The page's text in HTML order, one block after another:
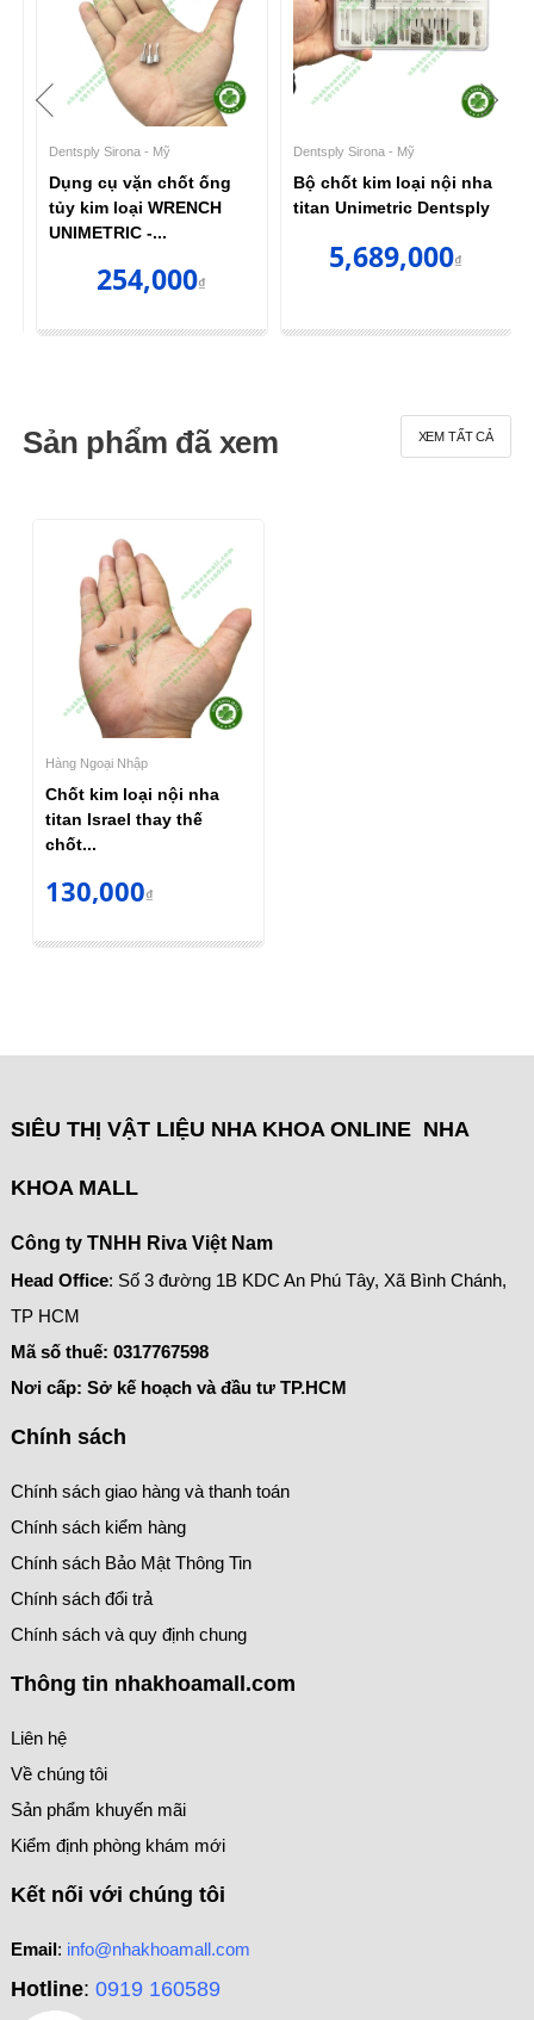
Dentsply Sirona - Mỹ
Dụng cụ vặn chốt ống
tủy kim loại WRENCH
UNIMETRIC -...
254,000₫
Dentsply Sirona - Mỹ
Bộ chốt kim loại nội nha
titan Unimetric Dentsply
5,689,000₫
Sản phẩm đã xem XEM TẤT CẢ
Hàng Ngoại Nhập
Chốt kim loại nội nha
titan Israel thay thế
chốt...
130,000₫
SIÊU THỊ VẬT LIỆU NHA KHOA ONLINE NHA
KHOA MALL
Công ty TNHH Riva Việt Nam
Head Office: Số 3 đường 1B KDC An Phú Tây, Xã Bình Chánh,
TP HCM
Mã số thuế: 0317767598
Nơi cấp: Sở kế hoạch và đầu tư TP.HCM
Chính sách
Chính sách giao hàng và thanh toán
Chính sách kiểm hàng
Chính sách Bảo Mật Thông Tin
Chính sách đổi trả
Chính sách và quy định chung
Thông tin nhakhoamall.com
Liên hệ
Về chúng tôi
Sản phẩm khuyến mãi
Kiểm định phòng khám mới
Kết nối với chúng tôi
Email: info@nhakhoamall.com
Hotline: 0919 160589